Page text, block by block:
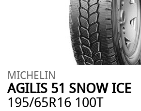
MICHELIN
AGILIS 51 SNOW ICE
195/65R16 100T